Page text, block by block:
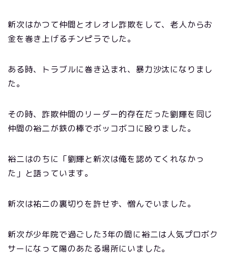
新次はかつて仲間とオレオレ詐欺をして、老人からお
金を巻き上げるチンピラでした。
ある時、トラブルに巻き込まれ、暴力沙汰になりまし
た。
その時、詐欺仲間のリーダー的存在だった劉輝を同じ
仲間の裕二が鉄の棒でボッコボコに殴りました。
裕二はのちに「劉輝と新次は俺を認めてくれなかっ
た」と語っています。
新次は祐二の裏切りを許せず、憎んでいました。
新次が少年院で過ごした3年の間に裕二は人気プロボク
サーになって陽のあたる場所にいました。